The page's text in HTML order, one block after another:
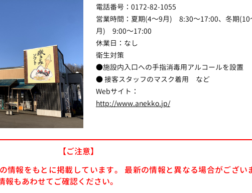
電話番号：0172-82-1055
営業時間：夏期(4～9月) 8:30～17:00、冬期(10
月) 9:00～17:00
休業日：なし
衛生対策
●施設内入口への手指消毒用アルコールを設置
● 接客スタッフのマスク着用 など
Webサイト：
http://www.anekko.jp/
【ご注意】
情報をもとに掲載しています。 最新の情報と異なる場合がござい
もあわせてご確認ください。